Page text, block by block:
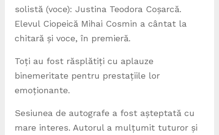
solistă (voce): Justina Teodora Coșarcă.
Elevul Ciopeică Mihai Cosmin a cântat la
chitară și voce, în premieră.
Toți au fost răsplătiți cu aplauze
binemeritate pentru prestațiile lor
emoționante.
Sesiunea de autografe a fost așteptată cu
mare interes. Autorul a mulțumit tuturor și